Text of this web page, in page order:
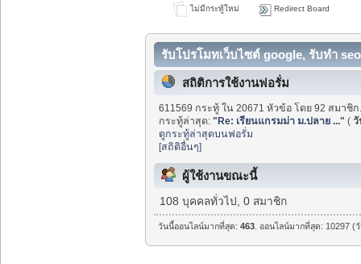
ไม่มีกระทู้ใหม่ Redirect Board
รับโปรโมทเว็บไซต์ google, รับทำ
สถิติการใช้งานฟอรั่ม
611569 กระทู้ ใน 20671 หัวข้อ โดย 92 สมาชิ
กระทู้ล่าสุด:"Re: เรียนแกรมม่า ม.ปลาย ..." (
ดูกระทู้ล่าสุดบนฟอรั่ม
[สถิติอื่นๆ]
ผู้ใช้งานขณะนี้
108 บุคคลทั่วไป, 0 สมาชิก
วันนี้ออนไลน์มากที่สุด:463 . ออนไลน์มากที่สุด: 10297